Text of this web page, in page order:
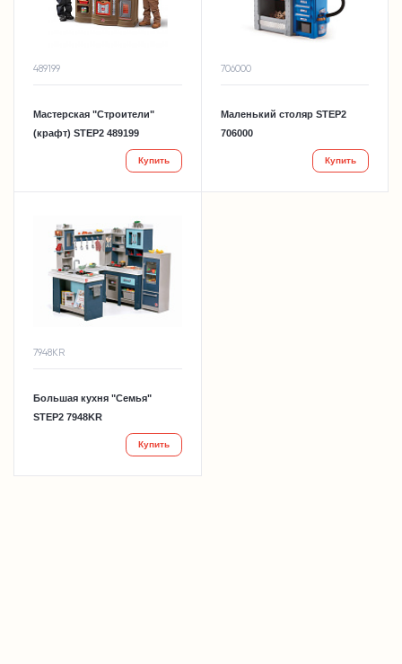
489199
Мастерская "Строители"
(крафт) STEP2 489199
Купить
706000
Маленький столяр STEP2
706000
Купить
7948KR
Большая кухня "Семья"
STEP2 7948KR
Купить